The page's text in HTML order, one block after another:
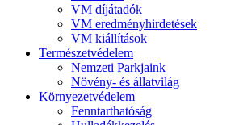
VM díjátadók
VM eredményhirdetések
VM kiállítások
Természetvédelem
Nemzeti Parkjaink
Növény- és állatvilág
Környezetvédelem
Fenntarthatóság